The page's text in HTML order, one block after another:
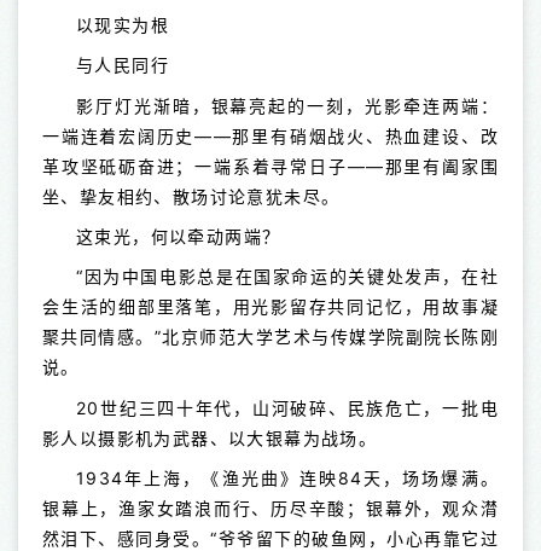
以现实为根
与人民同行
影厅灯光渐暗，银幕亮起的一刻，光影牵连两端：
一端连着宏阔历史——那里有硝烟战火、热血建设、改
革攻坚砥砺奋进；一端系着寻常日子——那里有阖家围
坐、挚友相约、散场讨论意犹未尽。
这束光，何以牵动两端？
“因为中国电影总是在国家命运的关键处发声，在社
会生活的细部里落笔，用光影留存共同记忆，用故事凝
聚共同情感。”北京师范大学艺术与传媒学院副院长陈刚
说。
20世纪三四十年代，山河破碎、民族危亡，一批电
影人以摄影机为武器、以大银幕为战场。
1934年上海，《渔光曲》连映84天，场场爆满。
银幕上，渔家女踏浪而行、历尽辛酸；银幕外，观众潸
然泪下、感同身受。“爷爷留下的破鱼网，小心再靠它过